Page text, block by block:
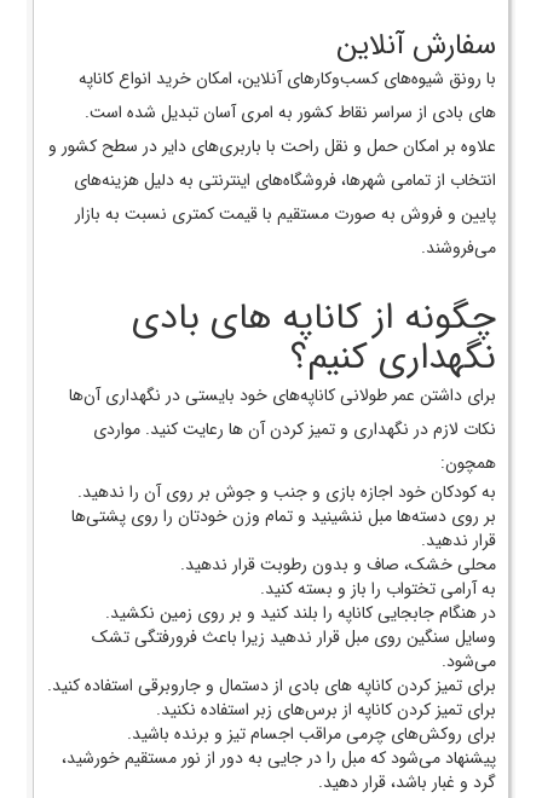
سفارش آنلاین
با رونق شیوه‌های کسب‌و‌کار‌های آنلاین، امکان خرید انواع کاناپه
های بادی از سراسر نقاط کشور به امری آسان تبدیل شده است.
علاوه بر امکان حمل و نقل راحت با باربری‌های دایر در سطح کشور و
انتخاب از تمامی شهر‌ها، فروشگاه‌های اینترنتی به دلیل هزینه‌های
پایین و فروش به صورت مستقیم با قیمت کمتری نسبت به بازار
می‌فروشند.
چگونه از کاناپه های بادی
نگهداری کنیم؟
برای داشتن عمر طولانی کاناپه‌های خود بایستی در نگهداری آن‌ها
نکات لازم در نگهداری و تمیز کردن آن ها رعایت کنید. مواردی
همچون:
به کودکان خود اجازه بازی و جنب و جوش بر روی آن را ندهید.
بر روی دسته‌ها مبل ننشینید و تمام وزن خودتان را روی پشتی‌ها
قرار ندهید.
محلی خشک، صاف و بدون رطوبت قرار ندهید.
به آرامی تختواب را باز و بسته کنید.
در هنگام جابجایی کاناپه را بلند کنید و بر روی زمین نکشید.
وسایل سنگین روی مبل قرار ندهید زیرا باعث فرورفتگی تشک
می‌شود.
برای تمیز کردن کاناپه های بادی از دستمال و جاروبرقی استفاده کنید.
برای تمیز کردن کاناپه از برس‌های زبر استفاده نکنید.
برای روکش‌های چرمی مراقب اجسام تیز و برنده باشید.
پیشنهاد می‌شود که مبل را در جایی به دور از نور مستقیم خورشید،
گرد و غبار باشد، قرار دهید.